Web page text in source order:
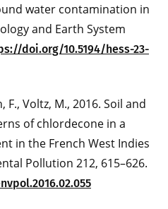
water contamination in
and Earth System
doi.org/10.5194/hess-23-
F., Voltz, M., 2016. Soil and
of chlordecone in a
in the French West Indies
Pollution 212, 615–626.